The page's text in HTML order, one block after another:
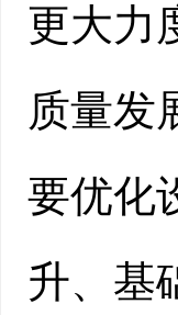
更大力
质量发
要优化
升、基